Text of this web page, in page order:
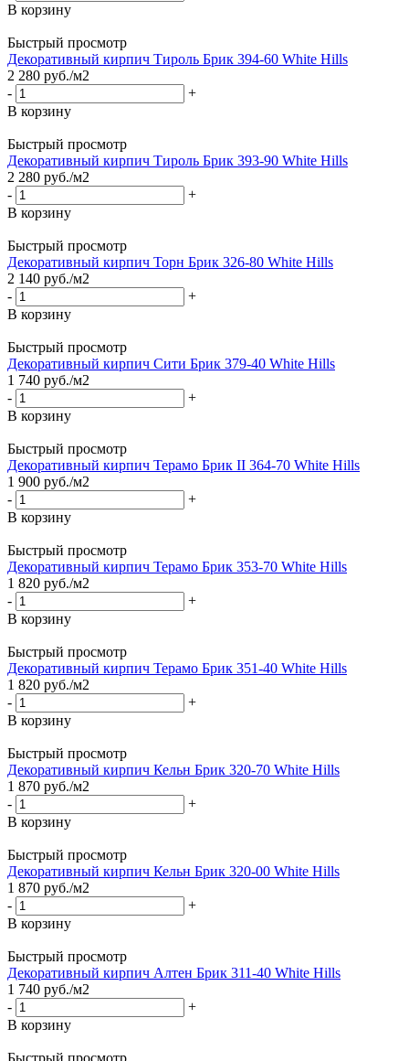
В корзину
Быстрый просмотр
Декоративный кирпич Тироль Брик 394-60 White Hills
2 280 руб./м2
-
+
В корзину
Быстрый просмотр
Декоративный кирпич Тироль Брик 393-90 White Hills
2 280 руб./м2
-
+
В корзину
Быстрый просмотр
Декоративный кирпич Торн Брик 326-80 White Hills
2 140 руб./м2
-
+
В корзину
Быстрый просмотр
Декоративный кирпич Сити Брик 379-40 White Hills
1 740 руб./м2
-
+
В корзину
Быстрый просмотр
Декоративный кирпич Терамо Брик II 364-70 White Hills
1 900 руб./м2
-
+
В корзину
Быстрый просмотр
Декоративный кирпич Терамо Брик 353-70 White Hills
1 820 руб./м2
-
+
В корзину
Быстрый просмотр
Декоративный кирпич Терамо Брик 351-40 White Hills
1 820 руб./м2
-
+
В корзину
Быстрый просмотр
Декоративный кирпич Кельн Брик 320-70 White Hills
1 870 руб./м2
-
+
В корзину
Быстрый просмотр
Декоративный кирпич Кельн Брик 320-00 White Hills
1 870 руб./м2
-
+
В корзину
Быстрый просмотр
Декоративный кирпич Алтен Брик 311-40 White Hills
1 740 руб./м2
-
+
В корзину
Быстрый просмотр